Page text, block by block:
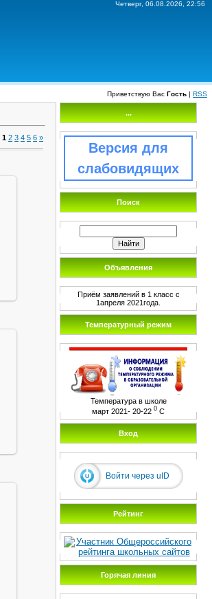
Четверг, 06.08.2026, 22:56
Приветствую Вас Гость | RSS
1 2 3 4 5 6 »
...
Версия для
слабовидящих
Поиск
Объявления
Приём заявлений в 1 класс с
1апреля 2021года.
Температурный режим
Температура в школе
март 2021- 20-22 0 С
Вход
Войти через uID
Рейтинг
Горячая линия